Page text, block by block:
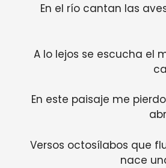
En el río cantan las
A lo lejos se escucha el
En este paisaje me
Versos octosílabos que
nace